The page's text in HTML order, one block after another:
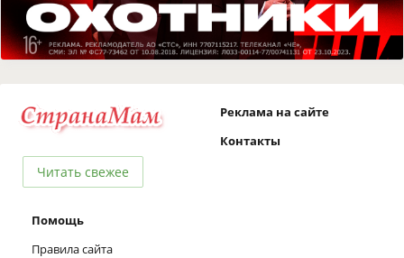
Читать свежее
Реклама на сайте
Контакты
Помощь
Правила сайта